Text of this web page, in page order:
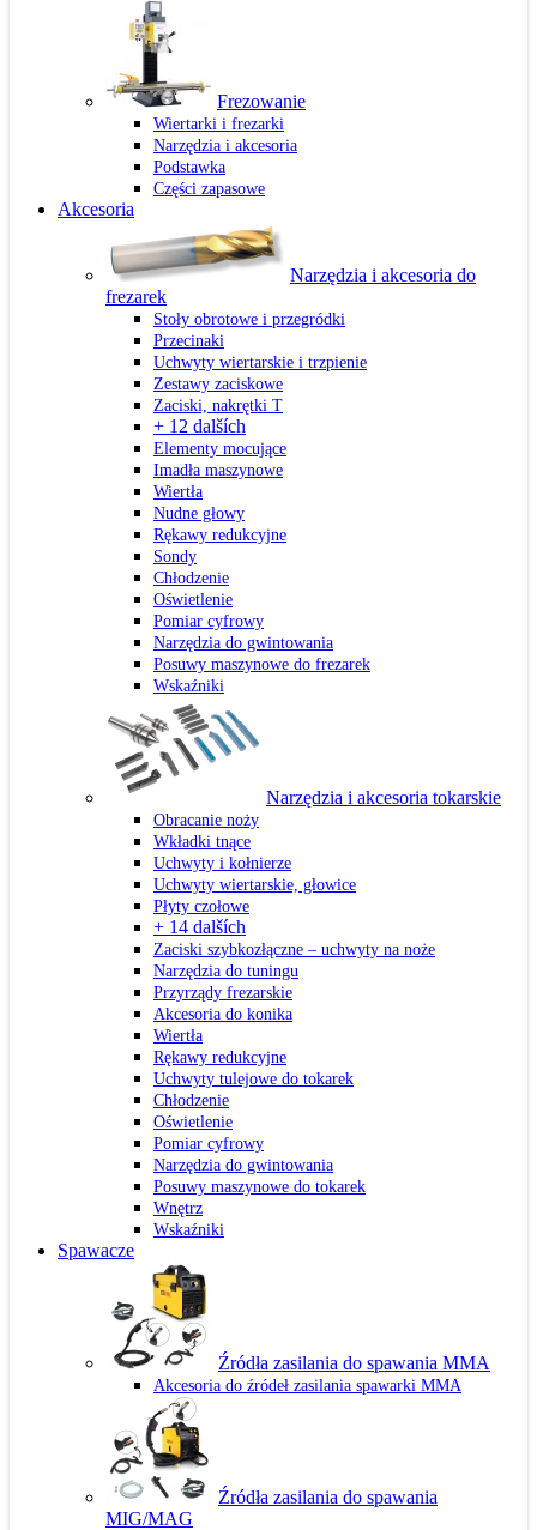
Frezowanie
Wiertarki i frezarki
Narzędzia i akcesoria
Podstawka
Części zapasowe
Akcesoria
Narzędzia i akcesoria do
frezarek
Stoły obrotowe i przegródki
Przecinaki
Uchwyty wiertarskie i trzpienie
Zestawy zaciskowe
Zaciski, nakrętki T
+ 12 dalších
Elementy mocujące
Imadła maszynowe
Wiertła
Nudne głowy
Rękawy redukcyjne
Sondy
Chłodzenie
Oświetlenie
Pomiar cyfrowy
Narzędzia do gwintowania
Posuwy maszynowe do frezarek
Wskaźniki
Narzędzia i akcesoria tokarskie
Obracanie noży
Wkładki tnące
Uchwyty i kołnierze
Uchwyty wiertarskie, głowice
Płyty czołowe
+ 14 dalších
Zaciski szybkozłączne – uchwyty na noże
Narzędzia do tuningu
Przyrządy frezarskie
Akcesoria do konika
Wiertła
Rękawy redukcyjne
Uchwyty tulejowe do tokarek
Chłodzenie
Oświetlenie
Pomiar cyfrowy
Narzędzia do gwintowania
Posuwy maszynowe do tokarek
Wnętrz
Wskaźniki
Spawacze
Źródła zasilania do spawania MMA
Akcesoria do źródeł zasilania spawarki MMA
Źródła zasilania do spawania
MIG/MAG